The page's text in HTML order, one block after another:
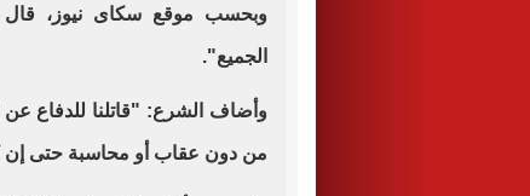
وبحسب موقع سكاى نيوز، قال
الجميع".
وأضاف الشرع: "قاتلنا للدفاع عن
من دون عقاب أو محاسبة حتى إن